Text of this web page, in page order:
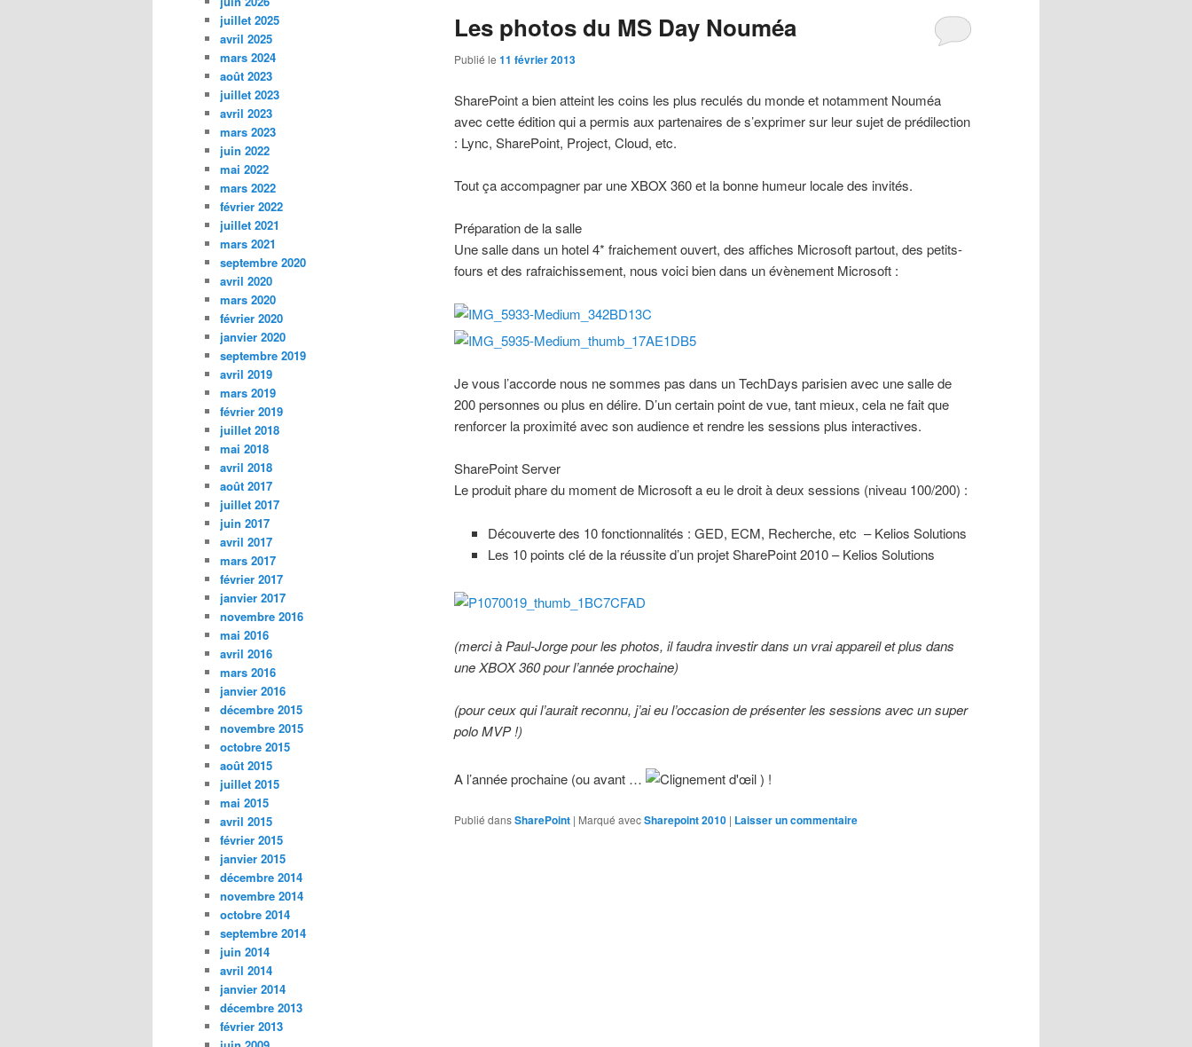
Les photos du MS Day Nouméa
Publié le 11 février 2013
SharePoint a bien atteint les coins les plus reculés du monde et notamment Nouméa
avec cette édition qui a permis aux partenaires de s’exprimer sur leur sujet de prédilection
: Lync, SharePoint, Project, Cloud, etc.
Tout ça accompagner par une XBOX 360 et la bonne humeur locale des invités.
Préparation de la salle
Une salle dans un hotel 4* fraichement ouvert, des affiches Microsoft partout, des petits-
fours et des rafraichissement, nous voici bien dans un évènement Microsoft :
Je vous l’accorde nous ne sommes pas dans un TechDays parisien avec une salle de
200 personnes ou plus en délire. D’un certain point de vue, tant mieux, cela ne fait que
renforcer la proximité avec son audience et rendre les sessions plus interactives.
SharePoint Server
Le produit phare du moment de Microsoft a eu le droit à deux sessions (niveau 100/200) :
Découverte des 10 fonctionnalités : GED, ECM, Recherche, etc – Kelios Solutions
Les 10 points clé de la réussite d’un projet SharePoint 2010 – Kelios Solutions
(merci à Paul-Jorge pour les photos, il faudra investir dans un vrai appareil et plus dans
une XBOX 360 pour l’année prochaine)
(pour ceux qui l’aurait reconnu, j’ai eu l’occasion de présenter les sessions avec un super
polo MVP !)
A l’année prochaine (ou avant … ) !
Publié dansSharePoint | Marqué avecSharepoint 2010 | Laisser un commentaire
juillet 2025
avril 2025
mars 2024
août 2023
juillet 2023
avril 2023
mars 2023
juin 2022
mai 2022
mars 2022
février 2022
juillet 2021
mars 2021
septembre 2020
avril 2020
mars 2020
février 2020
janvier 2020
septembre 2019
avril 2019
mars 2019
février 2019
juillet 2018
mai 2018
avril 2018
août 2017
juillet 2017
juin 2017
avril 2017
mars 2017
février 2017
janvier 2017
novembre 2016
mai 2016
avril 2016
mars 2016
janvier 2016
décembre 2015
novembre 2015
octobre 2015
août 2015
juillet 2015
mai 2015
avril 2015
février 2015
janvier 2015
décembre 2014
novembre 2014
octobre 2014
septembre 2014
juin 2014
avril 2014
janvier 2014
décembre 2013
février 2013